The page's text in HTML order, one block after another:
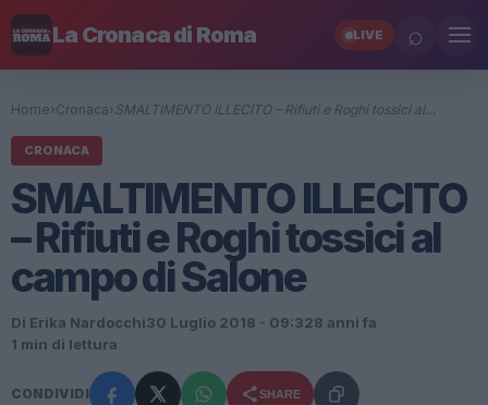
La Cronaca di Roma LIVE ⌕
Home› Cronaca› SMALTIMENTO ILLECITO – Rifiuti e Roghi tossici al…
CRONACA
SMALTIMENTO ILLECITO
– Rifiuti e Roghi tossici al
campo di Salone
Di Erika Nardocchi30 Luglio 2018 - 09:328 anni fa
1 min di lettura
CONDIVIDI SHARE